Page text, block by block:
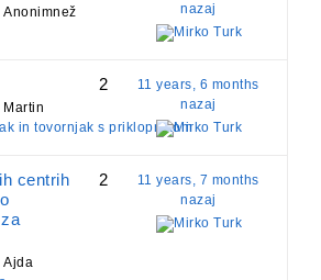
Anonimnež
nazaj
Mirko Turk
Martin
in tovornjak s priklopnikom
2
11 years, 6 months
nazaj
Mirko Turk
centrih
Ajda
2
11 years, 7 months
nazaj
Mirko Turk